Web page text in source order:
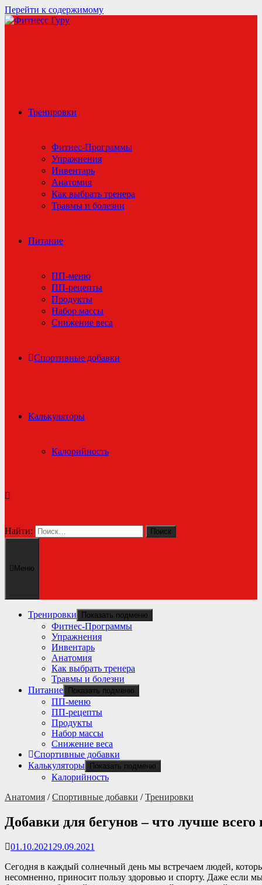
Перейти к содержимому
Тренировки
Фитнес-Программы
Упражнения
Инвентарь
Анатомия
Как выбрать тренера
Травмы и болезни
Питание
ПП-меню
ПП-рецепты
Продукты
Набор массы
Снижение веса
Спортивные добавки
Калькуляторы
Калорийность
Найти:
Меню
Тренировки Показать подменю
Фитнес-Программы
Упражнения
Инвентарь
Анатомия
Как выбрать тренера
Травмы и болезни
Питание
Показать подменю
ПП-меню
ПП-рецепты
Продукты
Набор массы
Снижение веса
Спортивные добавки
Калькуляторы
Показать подменю
Калорийность
Анатомия /Спортивные добавки /Тренировки
Добавки для бегунов – что лучше
01.10.2021 29.09.2021
Сегодня в каждый солнечный день мы встречаем людей,
несомненно, приносит пользу здоровью и спорту. Даже если